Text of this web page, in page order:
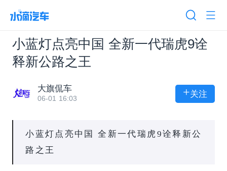
小蓝灯点亮中国 全新一代瑞虎9诠
释新公路之王
大旗侃车
06-01 16:03 +关注
小蓝灯点亮中国 全新一代瑞虎9诠释新公
路之王